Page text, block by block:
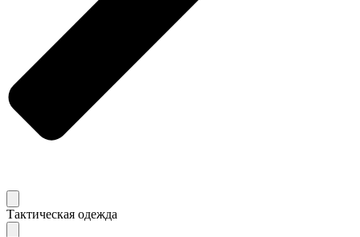
Тактическая одежда